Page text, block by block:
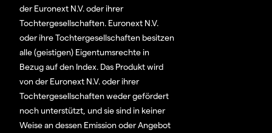
der Euronext N.V. oder ihrer
Tochtergesellschaften. Euronext N.V.
oder ihre Tochtergesellschaften besitzen
alle (geistigen) Eigentumsrechte in
Bezug auf den Index. Das Produkt wird
von der Euronext N.V. oder ihrer
Tochtergesellschaften weder gefördert
noch unterstützt, und sie sind in keiner
Weise an dessen Emission oder Angebot